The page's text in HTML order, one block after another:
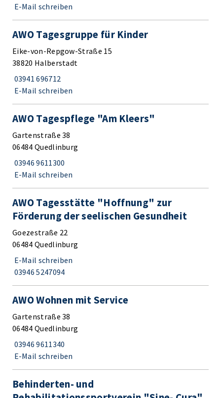
E-Mail schreiben
AWO Tagesgruppe für Kinder
Eike-von-Repgow-Straße 15
38820 Halberstadt
03941 696712
E-Mail schreiben
AWO Tagespflege "Am Kleers"
Gartenstraße 38
06484 Quedlinburg
03946 9611300
E-Mail schreiben
AWO Tagesstätte "Hoffnung" zur
Förderung der seelischen Gesundheit
Goezestraße 22
06484 Quedlinburg
E-Mail schreiben
03946 5247094
AWO Wohnen mit Service
Gartenstraße 38
06484 Quedlinburg
03946 9611340
E-Mail schreiben
Behinderten- und